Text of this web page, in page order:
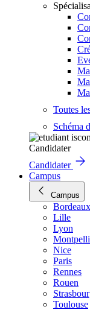
Toutes
Schéma
Candidater
Candidater
Campus
Campus
Bordeaux
Lille
Lyon
Nice
Paris
Rennes
Rouen
Toulouse